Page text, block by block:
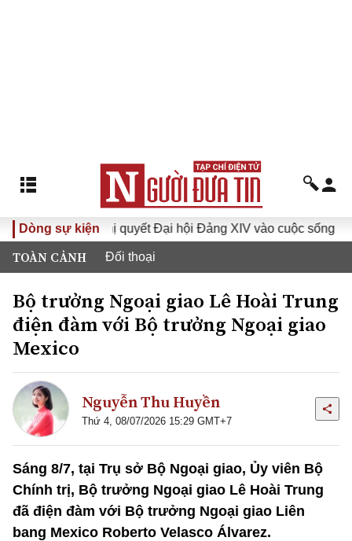
Dòng sự kiện
Đưa Nghị quyết Đại hội Đảng XIV vào cuộc sống
TOÀN CẢNH Đối thoại
Bộ trưởng Ngoại giao Lê Hoài Trung
điện đàm với Bộ trưởng Ngoại giao
Mexico
Nguyễn Thu Huyền
Thứ 4, 08/07/2026 15:29 GMT+7
Sáng 8/7, tại Trụ sở Bộ Ngoại giao, Ủy viên Bộ
Chính trị, Bộ trưởng Ngoại giao Lê Hoài Trung
đã điện đàm với Bộ trưởng Ngoại giao Liên
bang Mexico Roberto Velasco Álvarez.